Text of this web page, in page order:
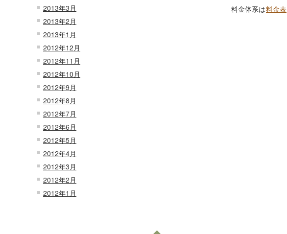
2013年3月
2013年2月
2013年1月
2012年12月
2012年11月
2012年10月
2012年9月
2012年8月
2012年7月
2012年6月
2012年5月
2012年4月
2012年3月
2012年2月
2012年1月
料金体系は料金表